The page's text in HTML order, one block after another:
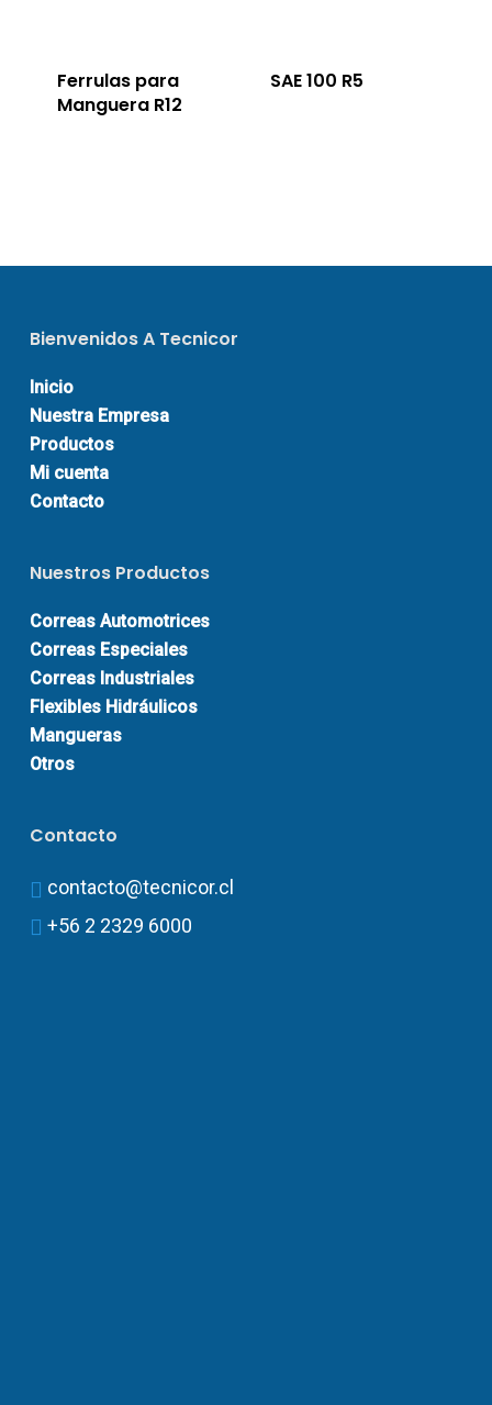
Ferrulas para
Manguera R12
SAE 100 R5
Bienvenidos A Tecnicor
Inicio
Nuestra Empresa
Productos
Mi cuenta
Contacto
Nuestros Productos
Correas Automotrices
Correas Especiales
Correas Industriales
Flexibles Hidráulicos
Mangueras
Otros
Contacto
contacto@tecnicor.cl
+56 2 2329 6000